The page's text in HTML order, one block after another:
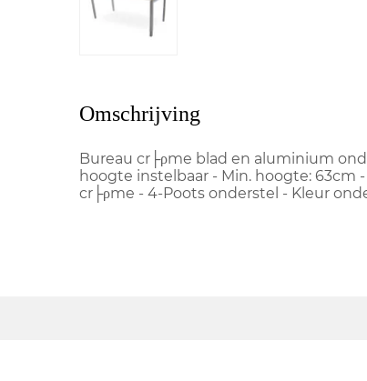
Omschrijving
Bureau cr├ρme blad en aluminium
hoogte instelbaar - Min. hoogte: 63cm
cr├ρme - 4-Poots onderstel - Kleur